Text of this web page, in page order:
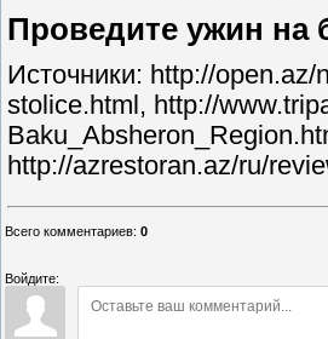
Проведите ужин на
Источники: http://
stolice.html, http://
http://azrestoran.az/ru/
Всего комментариев: 0
Войдите: